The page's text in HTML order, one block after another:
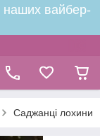
наших вайбер-
Саджанці лохини